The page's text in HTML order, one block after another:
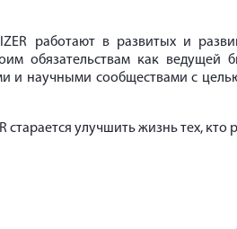
работают в развитых и
обязательствам как ведущей
и научными сообществами с
старается улучшить жизнь тех, кто